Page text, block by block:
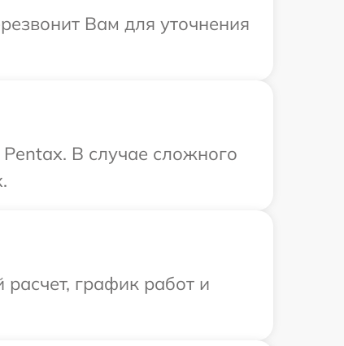
Вам для уточнения
В случае сложного
график работ и